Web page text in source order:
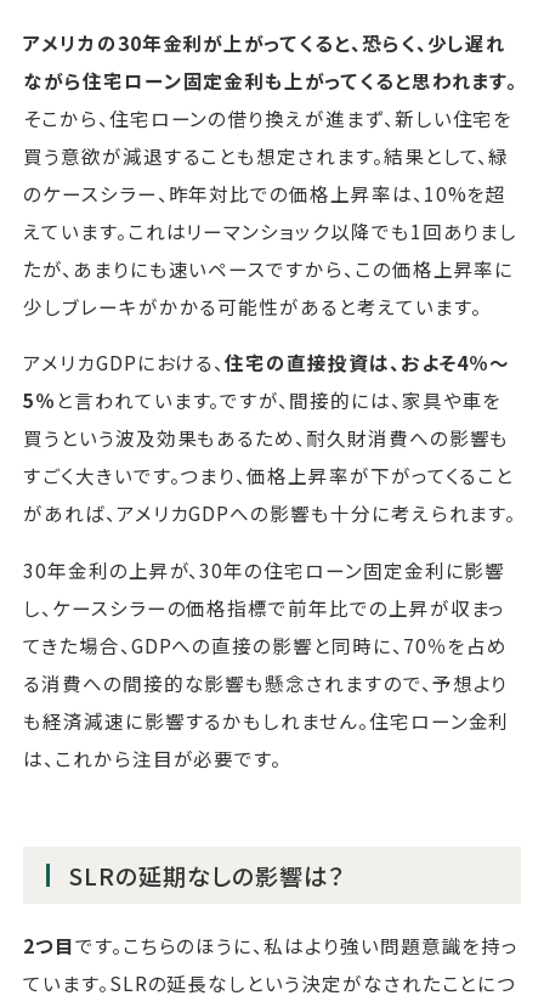
アメリカの30年金利が上がってくると、恐らく、少し遅れ
ながら住宅ローン固定金利も上がってくると思われます。
そこから、住宅ローンの借り換えが進まず、新しい住宅を
買う意欲が減退することも想定されます。結果として、緑
のケースシラー、昨年対比での価格上昇率は、10%を超
えています。これはリーマンショック以降でも1回ありまし
たが、あまりにも速いペースですから、この価格上昇率に
少しブレーキがかかる可能性があると考えています。
アメリカGDPにおける、住宅の直接投資は、およそ4％～
5％ と言われています。ですが、間接的には、家具や車を
買うという波及効果もあるため、耐久財消費への影響も
すごく大きいです。つまり、価格上昇率が下がってくること
があれば、アメリカGDPへの影響も十分に考えられます。
30年金利の上昇が、30年の住宅ローン固定金利に影響
し、ケースシラーの価格指標で前年比での上昇が収まっ
てきた場合、GDPへの直接の影響と同時に、70％を占め
る消費への間接的な影響も懸念されますので、予想より
も経済減速に影響するかもしれません。住宅ローン金利
は、これから注目が必要です。
SLRの延期なしの影響は？
2つ目です。こちらのほうに、私はより強い問題意識を持っ
ています。SLRの延長なしという決定がなされたことにつ